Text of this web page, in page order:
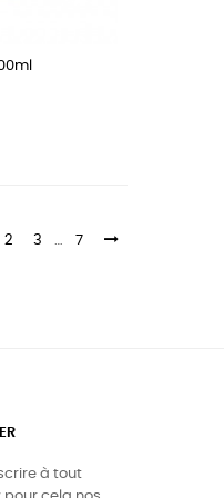
2 3 … 7
à tout